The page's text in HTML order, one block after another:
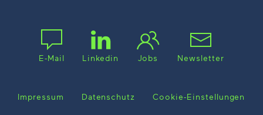
E-Mail Linkedin Jobs Newsletter
Impressum Datenschutz Cookie-Einstellungen